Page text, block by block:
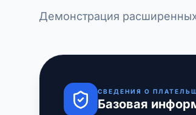
Демонстрация
СВЕДЕНИЯ О
Базовая